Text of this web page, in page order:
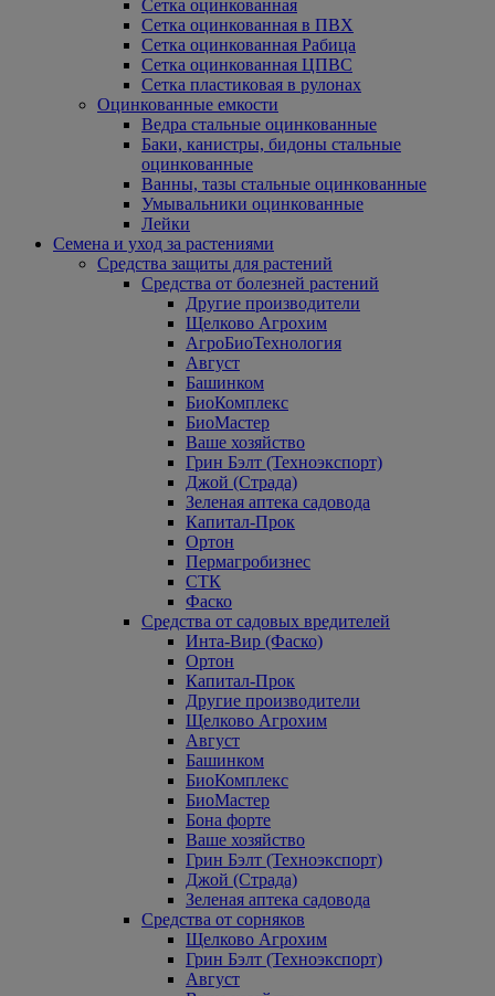
Сетка оцинкованная
Сетка оцинкованная в ПВХ
Сетка оцинкованная Рабица
Сетка оцинкованная ЦПВС
Сетка пластиковая в рулонах
Оцинкованные емкости
Ведра стальные оцинкованные
Баки, канистры, бидоны стальные
оцинкованные
Ванны, тазы стальные оцинкованные
Умывальники оцинкованные
Лейки
Семена и уход за растениями
Средства защиты для растений
Средства от болезней растений
Другие производители
Щелково Агрохим
АгроБиоТехнология
Август
Башинком
БиоКомплекс
БиоМастер
Ваше хозяйство
Грин Бэлт (Техноэкспорт)
Джой (Страда)
Зеленая аптека садовода
Капитал-Прок
Ортон
Пермагробизнес
СТК
Фаско
Средства от садовых вредителей
Инта-Вир (Фаско)
Ортон
Капитал-Прок
Другие производители
Щелково Агрохим
Август
Башинком
БиоКомплекс
БиоМастер
Бона форте
Ваше хозяйство
Грин Бэлт (Техноэкспорт)
Джой (Страда)
Зеленая аптека садовода
Средства от сорняков
Щелково Агрохим
Грин Бэлт (Техноэкспорт)
Август